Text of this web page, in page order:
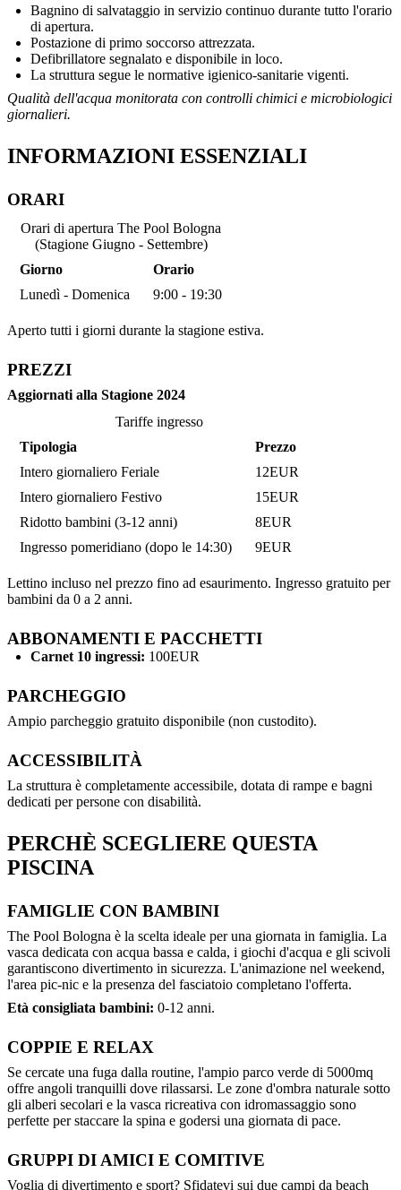
Bagnino di salvataggio in servizio continuo durante tutto l'orario
di apertura.
Postazione di primo soccorso attrezzata.
Defibrillatore segnalato e disponibile in loco.
La struttura segue le normative igienico-sanitarie vigenti.
Qualità dell'acqua monitorata con controlli chimici e microbiologici
giornalieri.
INFORMAZIONI ESSENZIALI
ORARI
Orari di apertura The Pool Bologna
(Stagione Giugno - Settembre)
Giorno
Orario
Lunedì - Domenica
9:00 - 19:30
Aperto tutti i giorni durante la stagione estiva.
PREZZI
Aggiornati alla Stagione 2024
Tariffe ingresso
Tipologia
Prezzo
Intero giornaliero Feriale
12EUR
Intero giornaliero Festivo
15EUR
Ridotto bambini (3-12 anni)
8EUR
Ingresso pomeridiano (dopo le 14:30)
9EUR
Lettino incluso nel prezzo fino ad esaurimento. Ingresso gratuito per
bambini da 0 a 2 anni.
ABBONAMENTI E PACCHETTI
Carnet 10 ingressi: 100EUR
PARCHEGGIO
Ampio parcheggio gratuito disponibile (non custodito).
ACCESSIBILITÀ
La struttura è completamente accessibile, dotata di rampe e bagni
dedicati per persone con disabilità.
PERCHÈ SCEGLIERE QUESTA
PISCINA
FAMIGLIE CON BAMBINI
The Pool Bologna è la scelta ideale per una giornata in famiglia. La
vasca dedicata con acqua bassa e calda, i giochi d'acqua e gli scivoli
garantiscono divertimento in sicurezza. L'animazione nel weekend,
l'area pic-nic e la presenza del fasciatoio completano l'offerta.
Età consigliata bambini: 0-12 anni.
COPPIE E RELAX
Se cercate una fuga dalla routine, l'ampio parco verde di 5000mq
offre angoli tranquilli dove rilassarsi. Le zone d'ombra naturale sotto
gli alberi secolari e la vasca ricreativa con idromassaggio sono
perfette per staccare la spina e godersi una giornata di pace.
GRUPPI DI AMICI E COMITIVE
Voglia di divertimento e sport? Sfidatevi sui due campi da beach